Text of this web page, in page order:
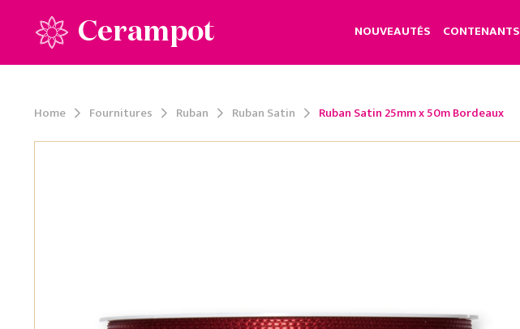
Cerampot NOUVEAUTÉS CONTENANTS
Home Fournitures Ruban Ruban Satin Ruban Satin 25mm x 50m Bordeaux